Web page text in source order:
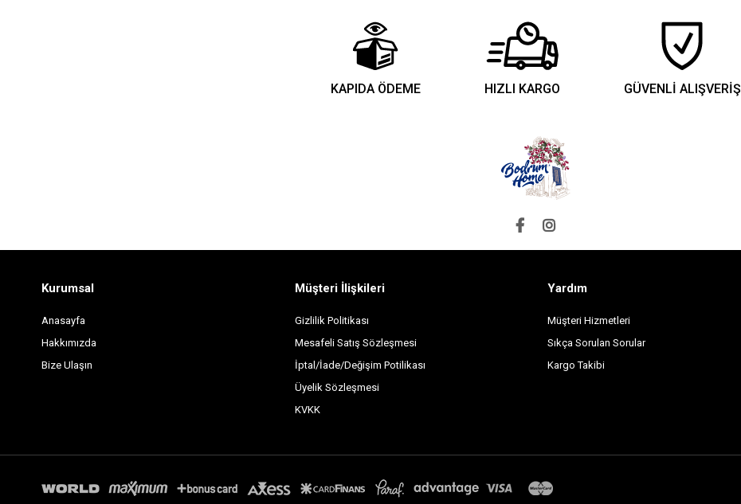
KAPIDA ÖDEME HIZLI KARGO GÜVENLİ ALIŞVERİŞ
Kurumsal
Anasayfa
Hakkımızda
Bize Ulaşın
Müşteri İlişkileri
Gizlilik Politikası
Mesafeli Satış Sözleşmesi
İptal/İade/Değişim Potilikası
Üyelik Sözleşmesi
KVKK
Yardım
Müşteri Hizmetleri
Sıkça Sorulan Sorular
Kargo Takibi